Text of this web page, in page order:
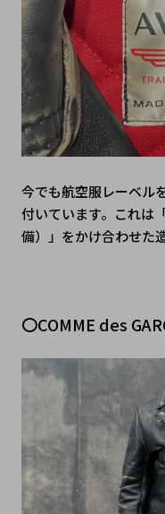
今でも航空服レーベル
付いています。これは
備）」をかけ合わせた
〇COMME des